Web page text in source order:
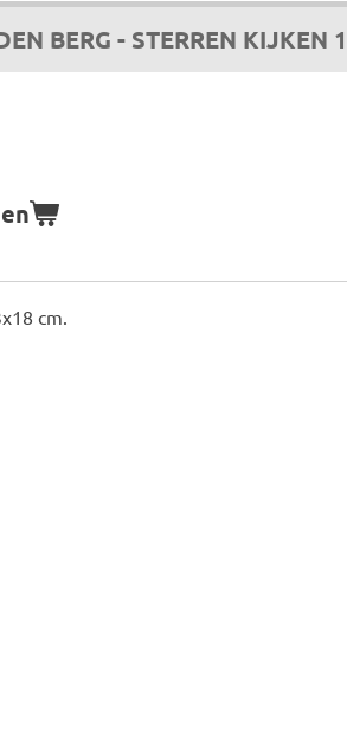
BERG - STERREN KIJKEN 1
cm.